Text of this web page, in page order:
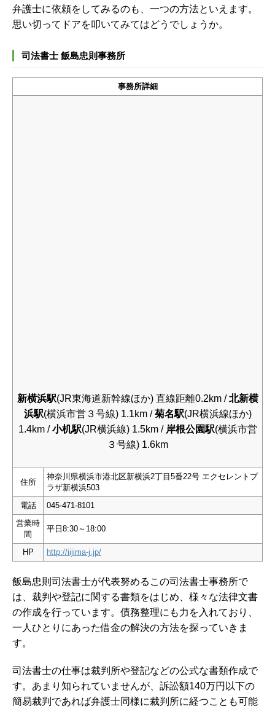
弁護士に依頼をしてみるのも、一つの方法といえます。
思い切ってドアを叩いてみてはどうでしょうか。
司法書士 飯島忠則事務所
事務所詳細
新横浜駅(JR東海道新幹線ほか) 直線距離0.2km /北新横
浜駅(横浜市営３号線) 1.1km /菊名駅(JR横浜線ほか)
1.4km /小机駅(JR横浜線) 1.5km / 岸根公園駅(横浜市営
３号線) 1.6km
住所
神奈川県横浜市港北区新横浜2丁目5番22号 エクセレントプ
ラザ新横浜503
電話
045-471-8101
営業時
間
平日8:30～18:00
HP http://iijima-j.jp/
飯島忠則司法書士が代表努めるこの司法書士事務所で
は、裁判や登記に関する書類をはじめ、様々な法律文書
の作成を行っています。債務整理にも力を入れており、
一人ひとりにあった借金の解決の方法を探っていきま
す。
司法書士の仕事は裁判所や登記などの公式な書類作成で
す。あまり知られていませんが、訴訟額140万円以下の
簡易裁判であれば弁護士同様に裁判所に経つことも可能